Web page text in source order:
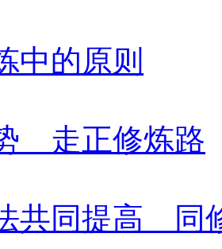
中的原则
走正修炼路
共同提高 同